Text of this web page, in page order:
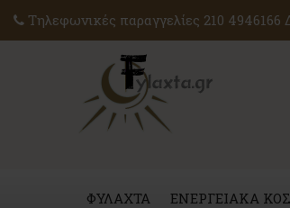
Τηλεφωνικές παραγγελίες 210
ΦΥΛΑΧΤΑ ΕΝΕΡΓΕΙΑΚΑ